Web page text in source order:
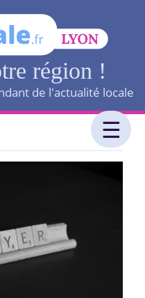
région !
de l'actualité locale